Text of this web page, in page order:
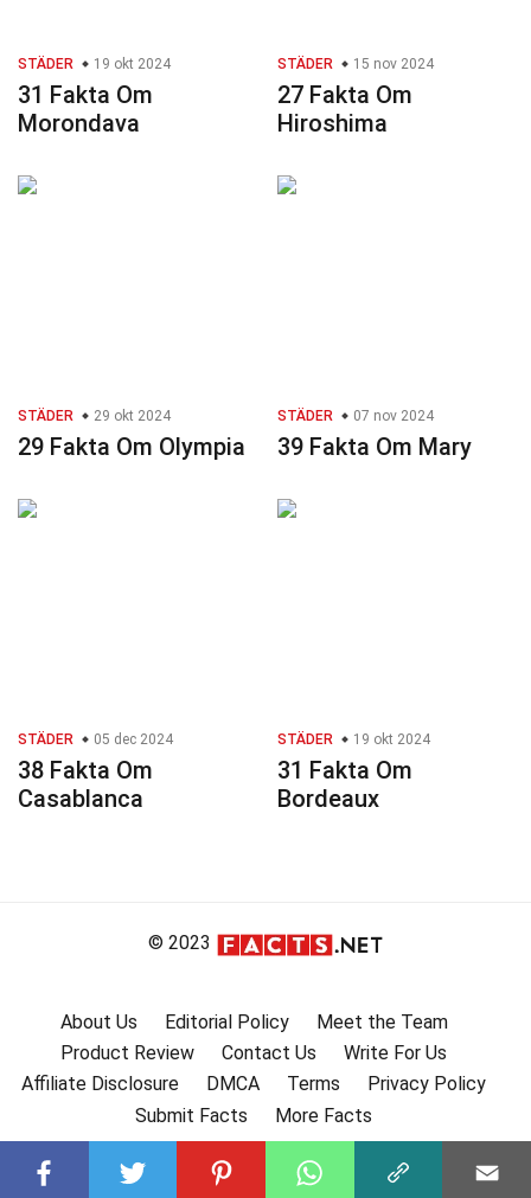
STÄDER 19 okt 2024
31 Fakta Om
Morondava
STÄDER 15 nov 2024
27 Fakta Om
Hiroshima
STÄDER 29 okt 2024
29 Fakta Om Olympia
STÄDER 07 nov 2024
39 Fakta Om Mary
STÄDER 05 dec 2024
38 Fakta Om
Casablanca
STÄDER 19 okt 2024
31 Fakta Om
Bordeaux
© 2023
About Us Editorial Policy
Meet the Team
Product Review
Contact Us
Write For Us
Affiliate Disclosure
DMCA Terms
Privacy Policy
Submit Facts
More Facts